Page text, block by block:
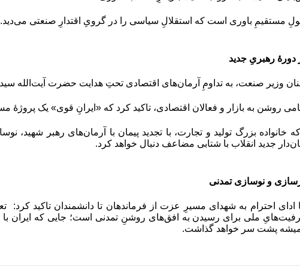
مستقیمِ باوری است که استقلالِ سیاسی را در گرویِ اقتدارِ صنعتی می‌دید.
دورهٔ رهبریِ جدید
وزیر صنعت، به تداومِ آرمان‌های اقتصادی تحتِ هدایت حضرت آیت‌الله
روشن به بازار و فعالان اقتصادی، تاکید کرد که «ایرانِ قوی» یک پروژهٔ
خانواده بزرگ تولید و تجارت، با تجدید پیمان با آرمان‌های رهبر شهید،
جدید انقلاب با شتابی مضاعف دنبال خواهد کرد.
و نوسازی تمدنی
با ادای احترام به شهدای مسیرِ عزت از فرماندهان تا دانشمندان
ملی برای رسیدن به افق‌های روشنِ تمدنی است؛ جایی که ایران با
پشت سر خواهد گذاشت.